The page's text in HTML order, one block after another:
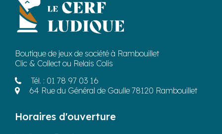
Boutique de jeux de société à Rambouillet
Clic & Collect ou Relais Colis
Tél. : 01 78 97 03 16
64 Rue du Général de Gaulle 78120 Rambouillet
Horaires d'ouverture